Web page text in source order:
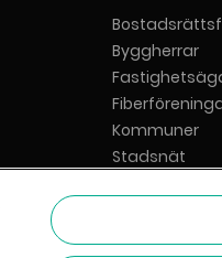
Byggherrar
Kommuner
Stadsnät